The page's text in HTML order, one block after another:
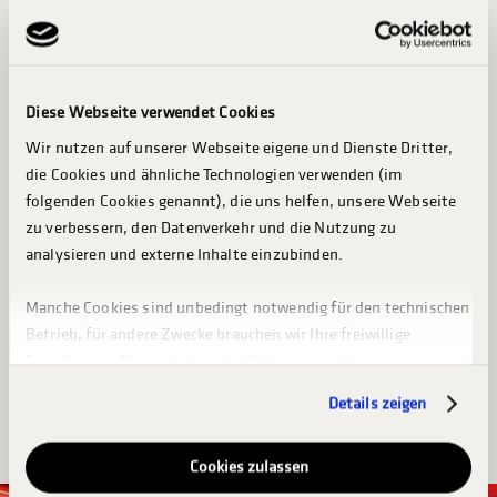
Diese Webseite verwendet Cookies
Wir nutzen auf unserer Webseite eigene und Dienste Dritter,
die Cookies und ähnliche Technologien verwenden (im
folgenden Cookies genannt), die uns helfen, unsere Webseite
zu verbessern, den Datenverkehr und die Nutzung zu
analysieren und externe Inhalte einzubinden.
Manche Cookies sind unbedingt notwendig für den technischen
Betrieb, für andere Zwecke brauchen wir Ihre freiwillige
die Werbung auf Basis von Pseudonymen und die Bildung und
Anreicherung von pseudonymen Nutzerprofilen, um Werbung
auf unseren und dritten Webseiten anzuzeigen.
Details zeigen
Cookies zulassen
County-Musik mit großem Unterhaltungsfaktor.
Share this post
FESTIVAL